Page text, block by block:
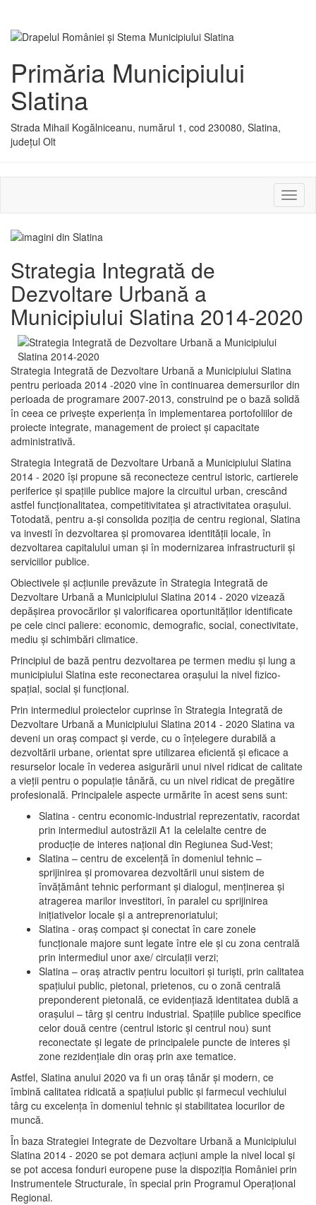
Primăria Municipiului
Slatina
Strada Mihail Kogălniceanu, numărul 1, cod 230080, Slatina,
județul Olt
sau
Strategia Integrată de
Dezvoltare Urbană a
Municipiului Slatina 2014-2020
Strategia Integrată de Dezvoltare Urbană a Municipiului Slatina
pentru perioada 2014 -2020 vine în continuarea demersurilor din
perioada de programare 2007-2013, construind pe o bază solidă
în ceea ce priveşte experienţa în implementarea portofoliilor de
proiecte integrate, management de proiect și capacitate
administrativă.
Strategia Integrată de Dezvoltare Urbană a Municipiului Slatina
2014 - 2020 își propune să reconecteze centrul istoric, cartierele
periferice şi spaţiile publice majore la circuitul urban, crescând
astfel funcţionalitatea, competitivitatea şi atractivitatea oraşului.
Totodată, pentru a-şi consolida poziţia de centru regional, Slatina
va investi în dezvoltarea şi promovarea identităţii locale, în
dezvoltarea capitalului uman şi în modernizarea infrastructurii şi
serviciilor publice.
Obiectivele şi acţiunile prevăzute în Strategia Integrată de
Dezvoltare Urbană a Municipiului Slatina 2014 - 2020 vizează
depășirea provocărilor şi valorificarea oportunităţilor identificate
pe cele cinci paliere: economic, demografic, social, conectivitate,
mediu şi schimbări climatice.
Principiul de bază pentru dezvoltarea pe termen mediu şi lung a
municipiului Slatina este reconectarea oraşului la nivel fizico-
spaţial, social şi funcţional.
Prin intermediul proiectelor cuprinse în Strategia Integrată de
Dezvoltare Urbană a Municipiului Slatina 2014 - 2020 Slatina va
deveni un oraş compact şi verde, cu o înţelegere durabilă a
dezvoltării urbane, orientat spre utilizarea eficientă şi eficace a
resurselor locale în vederea asigurării unui nivel ridicat de calitate
a vieţii pentru o populaţie tânără, cu un nivel ridicat de pregătire
profesională. Principalele aspecte urmărite în acest sens sunt:
Slatina - centru economic-industrial reprezentativ, racordat
prin intermediul autostrăzii A1 la celelalte centre de
producţie de interes naţional din Regiunea Sud-Vest;
Slatina – centru de excelenţă în domeniul tehnic –
sprijinirea şi promovarea dezvoltării unui sistem de
învăţământ tehnic performant şi dialogul, menţinerea şi
atragerea marilor investitori, în paralel cu sprijinirea
iniţiativelor locale şi a antreprenoriatului;
Slatina - oraş compact şi conectat în care zonele
funcţionale majore sunt legate între ele şi cu zona centrală
prin intermediul unor axe/ circulații verzi;
Slatina – oraş atractiv pentru locuitori şi turişti, prin calitatea
spaţiului public, pietonal, prietenos, cu o zonă centrală
preponderent pietonală, ce evidenţiază identitatea dublă a
oraşului – târg şi centru industrial. Spaţiile publice specifice
celor două centre (centrul istoric şi centrul nou) sunt
reconectate şi legate de principalele puncte de interes şi
zone rezidenţiale din oraş prin axe tematice.
Astfel, Slatina anului 2020 va fi un oraş tânăr şi modern, ce
îmbină calitatea ridicată a spaţiului public şi farmecul vechiului
târg cu excelenţa în domeniul tehnic şi stabilitatea locurilor de
muncă.
În baza Strategiei Integrate de Dezvoltare Urbană a Municipiului
Slatina 2014 - 2020 se pot demara acţiuni ample la nivel local şi
se pot accesa fonduri europene puse la dispoziţia României prin
Instrumentele Structurale, în special prin Programul Operațional
Regional.